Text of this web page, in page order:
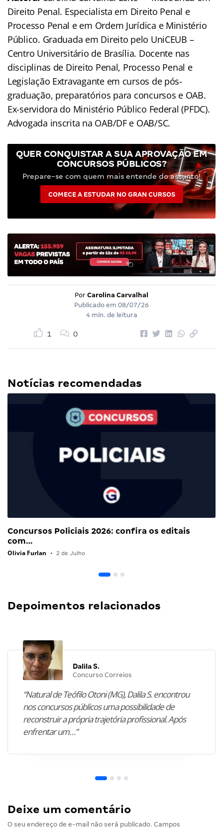
Direito Penal. Especialista em Direito Penal e
Processo Penal e em Ordem Jurídica e Ministério
Público. Graduada em Direito pelo UniCEUB –
Centro Universitário de Brasília. Docente nas
disciplinas de Direito Penal, Processo Penal e
Legislação Extravagante em cursos de pós-
graduação, preparatórios para concursos e OAB.
Ex-servidora do Ministério Público Federal (PFDC).
Advogada inscrita na OAB/DF e OAB/SC.
QUER CONQUISTAR A SUA APROVAÇÃO EM
CONCURSOS PÚBLICOS?
Prepare-se com quem mais entende do assunto!
COMECE A ESTUDAR NO GRAN CURSOS
Por Carolina Carvalhal
Publicado em 08/07/26
4 min. de leitura
1 0
Notícias recomendadas
Concursos Policiais 2026: confira os editais
com…
Olivia Furlan • 2 de Julho
Depoimentos relacionados
Dalila S.
Concurso Correios
“Natural de Teófilo Otoni (MG), Dalila S. encontrou
nos concursos públicos uma possibilidade de
reconstruir a própria trajetória profissional. Após
enfrentar um…”
Deixe um comentário
O seu endereço de e-mail não será publicado. Campos